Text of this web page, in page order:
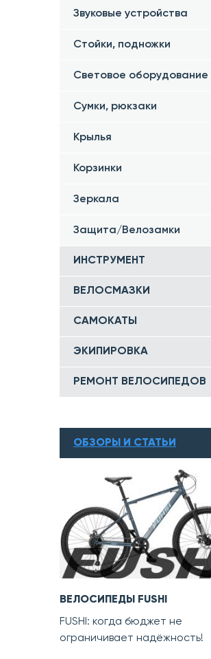
Звуковые устройства
Стойки, подножки
Световое оборудование
Сумки, рюкзаки
Крылья
Корзинки
Зеркала
Защита/Велозамки
ИНСТРУМЕНТ
ВЕЛОСМАЗКИ
САМОКАТЫ
ЭКИПИРОВКА
РЕМОНТ ВЕЛОСИПЕДОВ
ОБЗОРЫ И СТАТЬИ
ВЕЛОСИПЕДЫ FUSHI
FUSHI: когда бюджет не
ограничивает надёжность!